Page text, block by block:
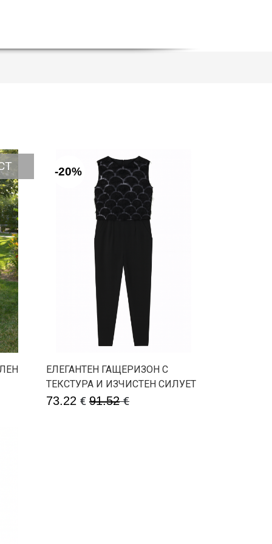
-20%
ЕЛЕГАНТЕН ГАЩЕРИЗОН С
ТЕКСТУРА И ИЗЧИСТЕН СИЛУЕТ
73.22€ 91.52€